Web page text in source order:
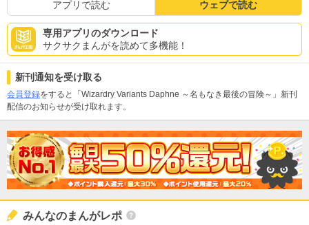
アプリで読む ウェブで読む
専用アプリのダウンロード
サクサクまんがを読めて多機能！
新刊通知を受け取る
会員登録をすると「Wizardry Variants Daphne ～名もなき最後の冒険～」新刊
配信のお知らせが受け取れます。
みんなのまんがレポ